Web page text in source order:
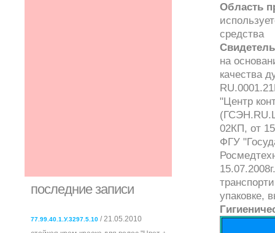
последние записи
77.99.40.1.У.3297.5.10 / 21.05.2010
Область
средства
на
качества
"Центр
02КП, от
ФГУ
упаковке,